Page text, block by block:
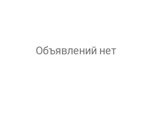
Объявлений нет